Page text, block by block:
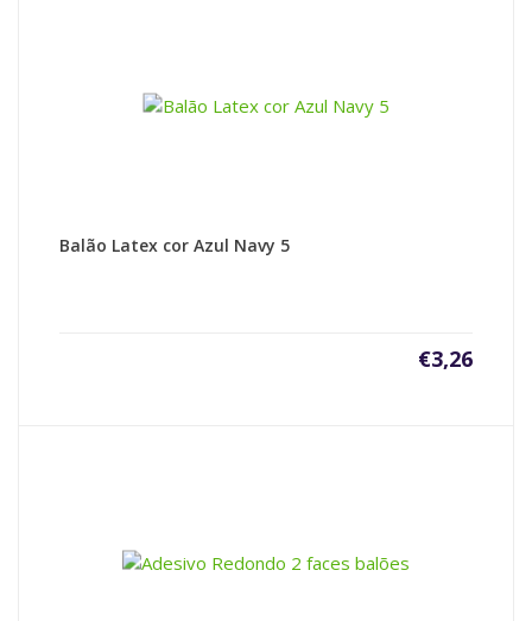
Balão Latex cor Azul Navy 5
€3,26